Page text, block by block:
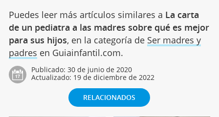
Puedes leer más artículos similares a La carta
de un pediatra a las madres sobre qué es mejor
para sus hijos, en la categoría de Ser madres y
padres en Guiainfantil.com.
Publicado: 30 de junio de 2020
Actualizado: 19 de diciembre de 2022
RELACIONADOS